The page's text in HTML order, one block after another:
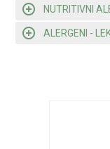
NUTRITIVNI
ALERGENI -